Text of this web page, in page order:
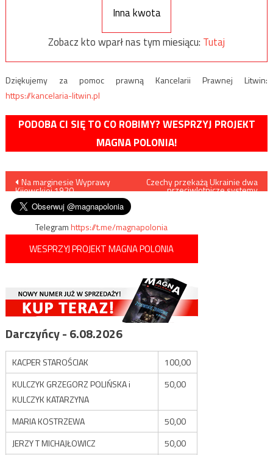
Inna kwota
Zobacz kto wparł nas tym miesiącu: Tutaj
Dziękujemy za pomoc prawną Kancelarii Prawnej Litwin:
https://kancelaria-litwin.pl
PODOBA CI SIĘ TO CO ROBIMY? WESPRZYJ PROJEKT
MAGNA POLONIA!
Nawigacja
wpisu
Na marginesie Wyprawy
Kijowskiej 1920
Czechy przekażą Ukrainie dwa
przeciwlotnicze systemy
Telegramhttps://t.me/magnapolonia
WESPRZYJ PROJEKT MAGNA POLONIA
Darczyńcy - 6.08.2026
KACPER STAROŚCIAK
100,00
KULCZYK GRZEGORZ POLIŃSKA i
KULCZYK KATARZYNA
50,00
MARIA KOSTRZEWA
50,00
JERZY T MICHAJŁOWICZ
50,00